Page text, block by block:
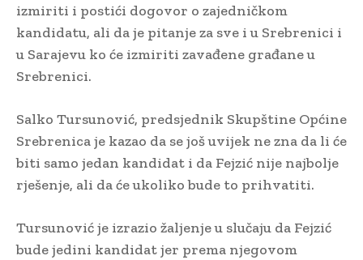
izmiriti i postići dogovor o zajedničkom
kandidatu, ali da je pitanje za sve i u Srebrenici i
u Sarajevu ko će izmiriti zavađene građane u
Srebrenici.
Salko Tursunović, predsjednik Skupštine Općine
Srebrenica je kazao da se još uvijek ne zna da li će
biti samo jedan kandidat i da Fejzić nije najbolje
rješenje, ali da će ukoliko bude to prihvatiti.
Tursunović je izrazio žaljenje u slučaju da Fejzić
bude jedini kandidat jer prema njegovom